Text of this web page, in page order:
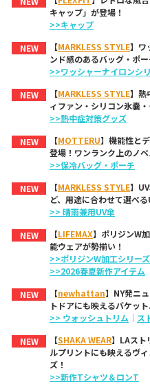
キャップ」が登場！
>>キャップ
NEW
【MARKLESS STYLE】ワ
ンド感のあるバッグ・ポー
>>ワッシャーナイロンシ
NEW
【MARKLESS STYLE】熱
ィファン・シリコン氷嚢
>>熱中症対策グッズ
NEW
【MOTTERU】機能性と
登場！ワンランク上のノベ
>>保冷バッグ・ポーチ
NEW
【MARKLESS STYLE】
ど、用途に合わせて選べ
>> 晴雨兼用UV傘
NEW
【LIFEMAX】ポリジンW
能ウェアが勢揃い！
>>ポリジンW加工シリーズ
>>2026春夏新作アイテム
NEW
【newhattan】NY発ニ
トドアにも映えるバケッ
>> ウォッシュトリム ｜ ス
NEW
【SHAKA WEAR】LAスト
ルプリントにも映えるヴ
ズ！
>>新作Tシャツ＆ロンT